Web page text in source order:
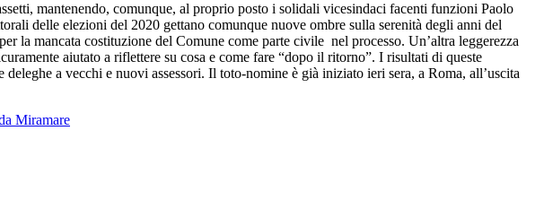
mantenendo, comunque, al proprio posto i solidali vicesindaci facenti funzioni Paolo
delle elezioni del 2020 gettano comunque nuove ombre sulla serenità degli anni del
la mancata costituzione del Comune come parte civile nel processo. Un’altra leggerezza
aiutato a riflettere su cosa e come fare “dopo il ritorno”. I risultati di queste
a vecchi e nuovi assessori. Il toto-nomine è già iniziato ieri sera, a Roma, all’uscita
Miramare